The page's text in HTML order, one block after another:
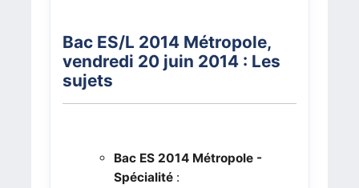
Bac ES/L 2014 Métropole,
vendredi 20juin 2014: Les
sujets
Bac ES 2014 Métropole -
Spécialité :